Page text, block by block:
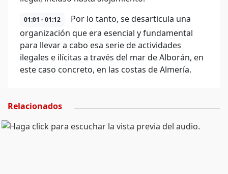
01:01 - 01:12
Por lo tanto, se desarticula una
organización que era esencial y fundamental
para llevar a cabo esa serie de actividades
ilegales e ilícitas a través del mar de Alborán, en
este caso concreto, en las costas de Almería.
Relacionados